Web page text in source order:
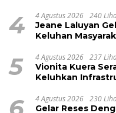
4 4 Agustus 2026 240
Jeane Laluyan
Keluhan
5 4 Agustus 2026 237
Vionita Kuera
Keluhkan
4 Agustus 2026 230
Gelar Reses